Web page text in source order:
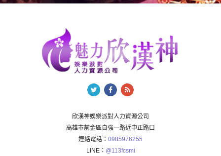
欣漢神娛樂派對人力資源公司
高雄市前金區自強一路近中正路口
連絡電話： 0985976255
LINE： @113fcsmi